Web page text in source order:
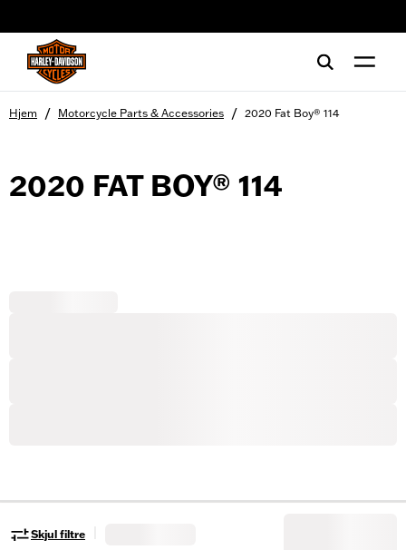
Hjem / Motorcycle Parts & Accessories / 2020 Fat Boy® 114
2020 FAT BOY® 114
Skjul filtre